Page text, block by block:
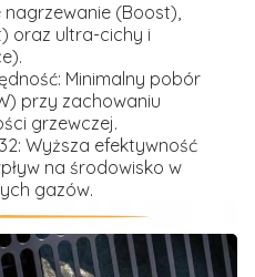
nagrzewanie (Boost),
oraz ultra-cichy i
Minimalny pobór
przy zachowaniu
grzewczej.
Wyższa efektywność
na środowisko w
gazów.